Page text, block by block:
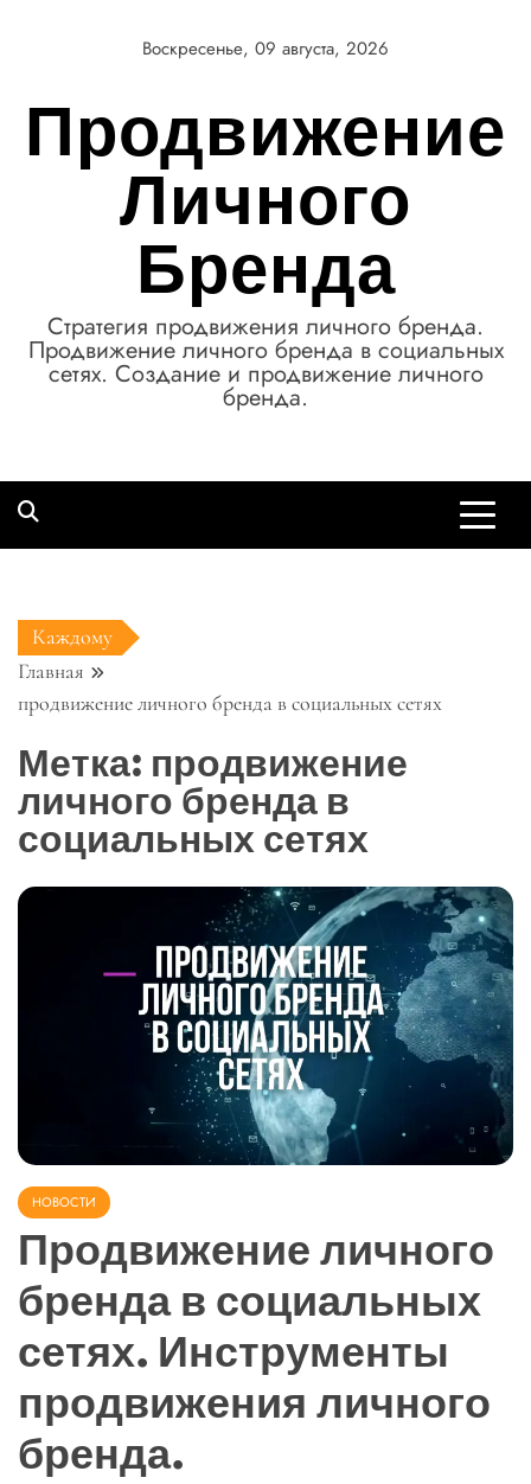
Воскресенье, 09 августа, 2026
Продвижение
Личного
Бренда
Стратегия продвижения личного бренда.
Продвижение личного бренда в социальных
сетях. Создание и продвижение личного
бренда.
Каждому
Главная
продвижение личного бренда в социальных сетях
Метка: продвижение
личного бренда в
социальных сетях
НОВОСТИ
Продвижение личного
бренда в социальных
сетях. Инструменты
продвижения личного
бренда.